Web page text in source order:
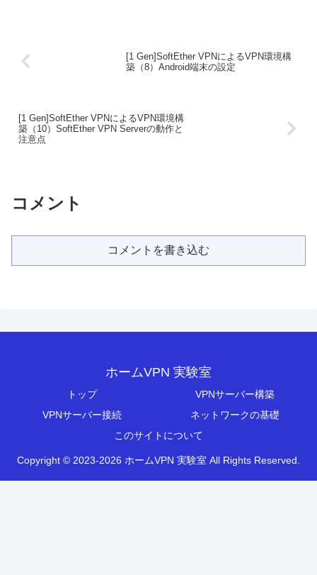
[1 Gen]SoftEther VPNによるVPN環境構
築（8）Android端末の設定
[1 Gen]SoftEther VPNによるVPN環境構
築（10）SoftEther VPN Serverの動作と
注意点
コメント
コメントを書き込む
ホームVPN 実験室
トップ
VPNサーバー構築
VPNサーバー接続
ネットワークの基礎
このサイトについて
Copyright © 2023-2026 ホームVPN 実験室 All Rights Reserved.